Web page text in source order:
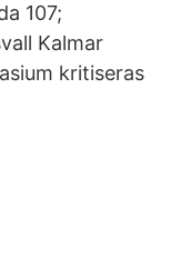
107;
Kalmar
kritiseras